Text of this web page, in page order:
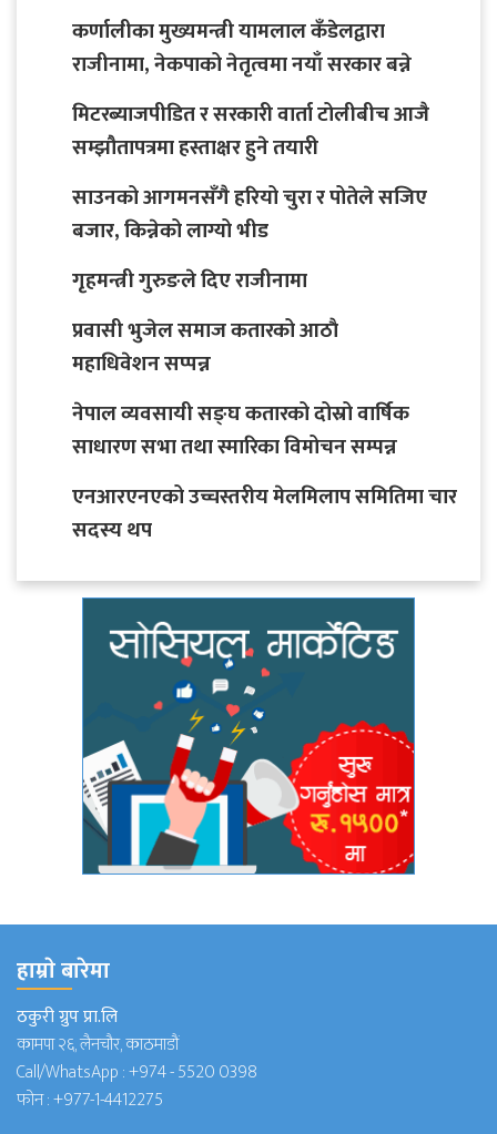
कर्णालीका मुख्यमन्त्री यामलाल कँडेलद्वारा
राजीनामा, नेकपाको नेतृत्वमा नयाँ सरकार बन्ने
मिटरब्याजपीडित र सरकारी वार्ता टोलीबीच आजै
सम्झौतापत्रमा हस्ताक्षर हुने तयारी
साउनको आगमनसँगै हरियो चुरा र पोतेले सजिए
बजार, किन्नेको लाग्यो भीड
गृहमन्त्री गुरुङले दिए राजीनामा
प्रवासी भुजेल समाज कतारको आठाै
महाधिवेशन सप्पन्न
नेपाल व्यवसायी सङ्घ कतारको दोस्रो वार्षिक
साधारण सभा तथा स्मारिका विमोचन सम्पन्न
एनआरएनएको उच्चस्तरीय मेलमिलाप समितिमा चार
सदस्य थप
हाम्राे बारेमा
ठकुरी ग्रुप प्रा.लि
कामपा २६, लैनचौर, काठमाडौं
Call/WhatsApp :+974 - 5520 0398
फोन :+977-1-4412275